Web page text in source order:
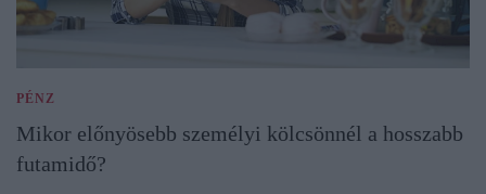
PÉNZ
Mikor előnyösebb személyi kölcsönnél a hosszabb
futamidő?